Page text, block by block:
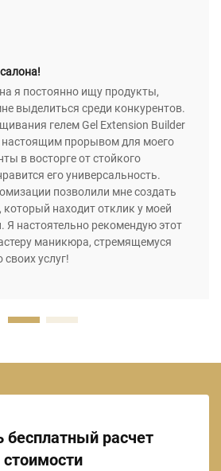
я постоянно ищу продукты,
выделиться среди конкурентов.
гелем Gel Extension Builder
настоящим прорывом для моего
в восторге от стойкого
его универсальность.
позволили мне создать
находит отклик у моей
Я настоятельно рекомендую этот
маникюра, стремящемуся
услуг!
бесплатный расчет
стоимости